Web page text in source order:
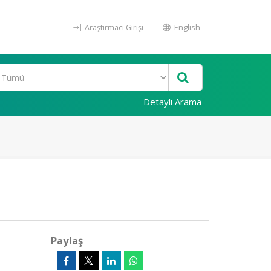
Araştırmacı Girişi English
Detaylı Arama
Paylaş